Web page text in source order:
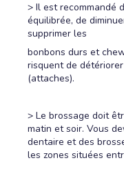
> Il est recommandé
équilibrée, de
supprimer les
bonbons durs et
risquent de
(attaches).
> Le brossage doit
matin et soir. Vous
dentaire et des
les zones situées